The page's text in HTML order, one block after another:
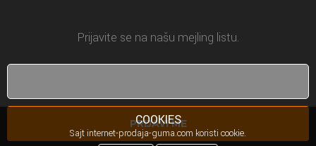
Prijavite se na našu mejling listu.
PRIJAVI ME
COOKIES
Sajt internet-prodaja-guma.com koristi cookie.